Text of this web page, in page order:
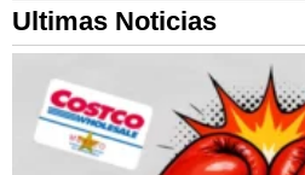
Ultimas Noticias